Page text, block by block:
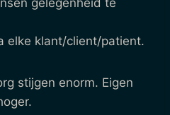
gelegenheid te
elke klant/client/patient.
stijgen enorm. Eigen